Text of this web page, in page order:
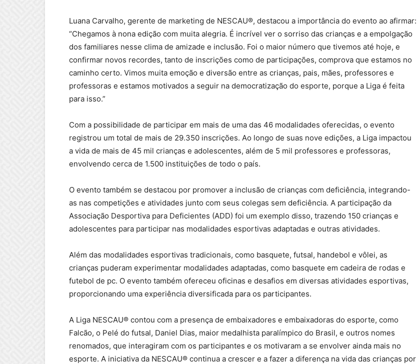
Luana Carvalho, gerente de marketing de NESCAU®, destacou a importância do evento ao afirmar:
“Chegamos à nona edição com muita alegria. É incrível ver o sorriso das crianças e a empolgação
dos familiares nesse clima de amizade e inclusão. Foi o maior número que tivemos até hoje, e
confirmar novos recordes, tanto de inscrições como de participações, comprova que estamos no
caminho certo. Vimos muita emoção e diversão entre as crianças, pais, mães, professores e
professoras e estamos motivados a seguir na democratização do esporte, porque a Liga é feita
para isso.”
Com a possibilidade de participar em mais de uma das 46 modalidades oferecidas, o evento
registrou um total de mais de 29.350 inscrições. Ao longo de suas nove edições, a Liga impactou
a vida de mais de 45 mil crianças e adolescentes, além de 5 mil professores e professoras,
envolvendo cerca de 1.500 instituições de todo o país.
O evento também se destacou por promover a inclusão de crianças com deficiência, integrando-
as nas competições e atividades junto com seus colegas sem deficiência. A participação da
Associação Desportiva para Deficientes (ADD) foi um exemplo disso, trazendo 150 crianças e
adolescentes para participar nas modalidades esportivas adaptadas e outras atividades.
Além das modalidades esportivas tradicionais, como basquete, futsal, handebol e vôlei, as
crianças puderam experimentar modalidades adaptadas, como basquete em cadeira de rodas e
futebol de pc. O evento também ofereceu oficinas e desafios em diversas atividades esportivas,
proporcionando uma experiência diversificada para os participantes.
A Liga NESCAU® contou com a presença de embaixadores e embaixadoras do esporte, como
Falcão, o Pelé do futsal, Daniel Dias, maior medalhista paralímpico do Brasil, e outros nomes
renomados, que interagiram com os participantes e os motivaram a se envolver ainda mais no
esporte. A iniciativa da NESCAU® continua a crescer e a fazer a diferença na vida das crianças por